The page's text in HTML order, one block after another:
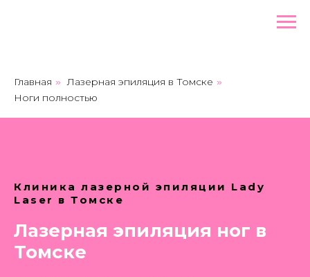
Главная » Лазерная эпиляция в Томске »
Ноги полностью
Клиника лазерной эпиляции Lady
Laser в Томске
Лазерная эпиляция ног в
Томске